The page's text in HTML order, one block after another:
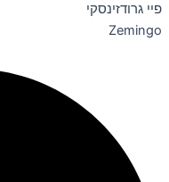
פיי גרודזינסקי
Zemingo